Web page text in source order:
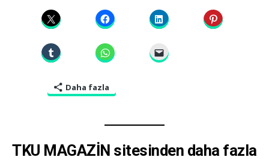
Daha fazla
TKU MAGAZİN sitesinden daha fazla